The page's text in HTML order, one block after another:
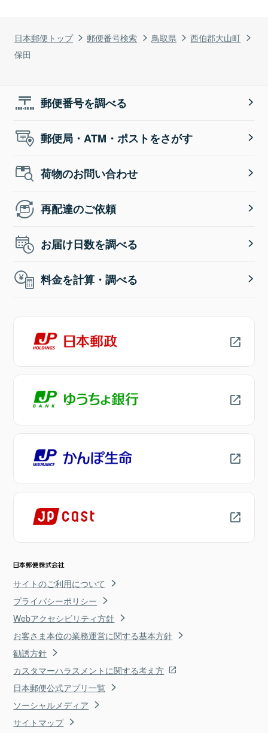
日本郵便トップ 郵便番号検索 鳥取県
西伯郡大山町
保田
郵便番号を調べる
郵便局・ATM・ポストをさがす
荷物のお問い合わせ
再配達のご依頼
お届け日数を調べる
料金を計算・調べる
サイトのご利用について
プライバシーポリシー
Webアクセシビリティ方針
お客さま本位の業務運営に関する基本方針
勧誘方針
カスタマーハラスメントに関する考え方
日本郵便公式アプリ一覧
ソーシャルメディア
サイトマップ